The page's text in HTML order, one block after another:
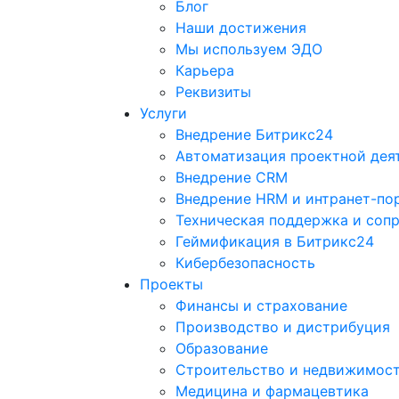
Блог
Наши достижения
Мы используем ЭДО
Карьера
Реквизиты
Услуги
Внедрение Битрикс24
Автоматизация проектной
Внедрение CRM
Внедрение HRM и интранет-
Техническая поддержка и
Геймификация в Битрикс24
Кибербезопасность
Проекты
Финансы и страхование
Производство и дистрибуция
Образование
Строительство и
Медицина и фармацевтика